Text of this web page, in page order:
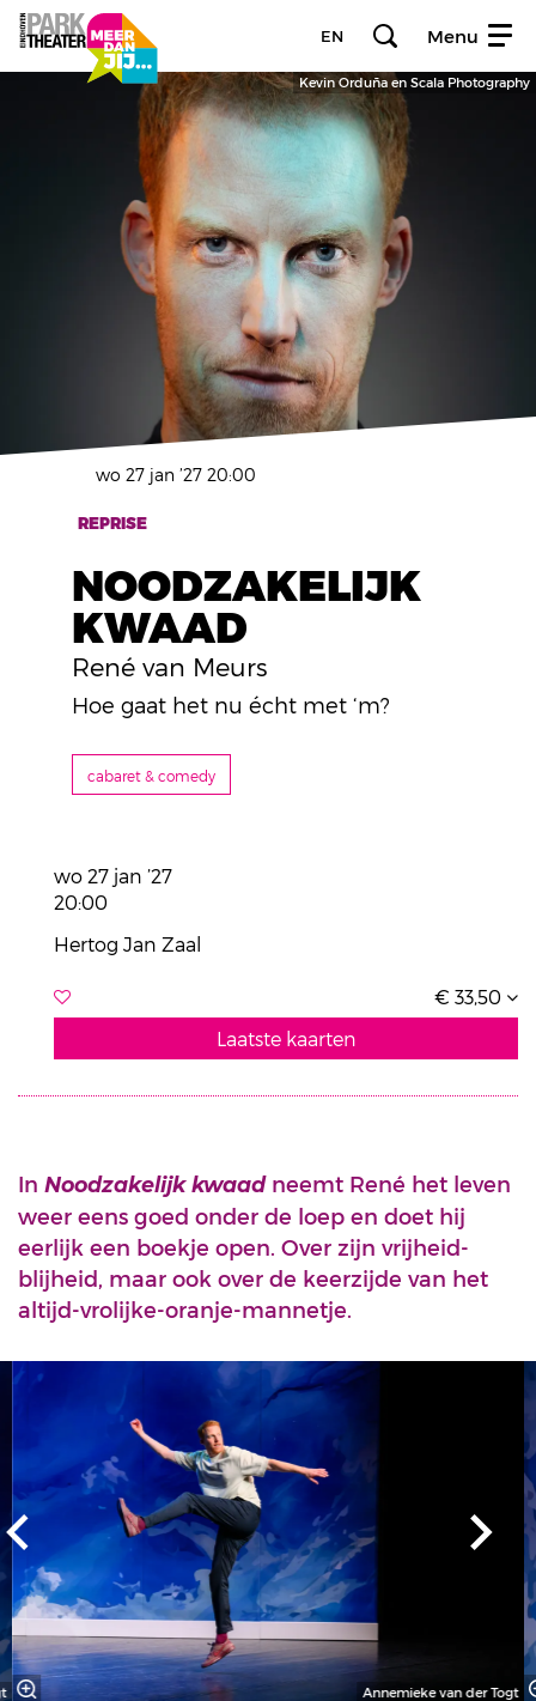
EN Menu
Kevin Orduña en Scala Photography
NOODZAKELIJK
KWAAD
René van Meurs
REPRISE
wo 27 jan ’27 20:00
Hoe gaat het nu écht met ‘m?
cabaret & comedy
wo 27 jan ’27
20:00
Hertog Jan Zaal
€ 33,50
Laatste kaarten
In Noodzakelijk kwaadneemt René het leven
weer eens goed onder de loep en doet hij
eerlijk een boekje open. Over zijn vrijheid-
blijheid, maar ook over de keerzijde van het
altijd-vrolijke-oranje-mannetje.
Overslaan
Annemieke van der Togt